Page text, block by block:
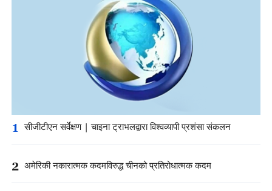
1 सीजीटीएन सर्वेक्षण | चाइना ट्राभलद्वारा विश्वव्यापी प्रशंसा संकलन
2 अमेरिकी नकारात्मक कदमविरुद्ध चीनको प्रतिरोधात्मक कदम